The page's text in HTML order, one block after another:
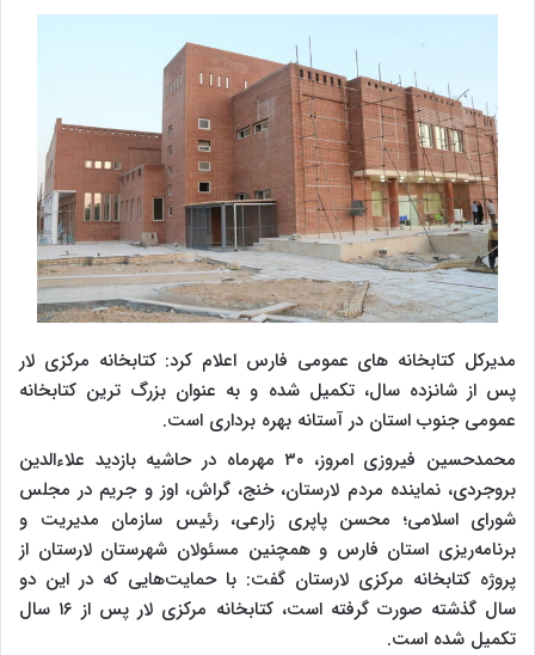
مدیرکل کتابخانه های عمومی فارس اعلام کرد: کتابخانه مرکزی لار
پس از شانزده سال، تکمیل شده و به عنوان بزرگ ترین کتابخانه
عمومی جنوب استان در آستانه بهره برداری است.
محمدحسین فیروزی امروز، ۳۰ مهرماه در حاشیه بازدید علاءالدین
بروجردی، نماینده مردم لارستان، خنج، گراش، اوز و جریم در مجلس
شورای اسلامی؛ محسن پاپری زارعی، رئیس سازمان مدیریت و
برنامه‌ریزی استان فارس و همچنین مسئولان شهرستان لارستان از
پروژه کتابخانه مرکزی لارستان گفت: با حمایت‌هایی که در این دو
سال گذشته صورت گرفته است، کتابخانه مرکزی لار پس از ۱۶ سال
تکمیل شده است.